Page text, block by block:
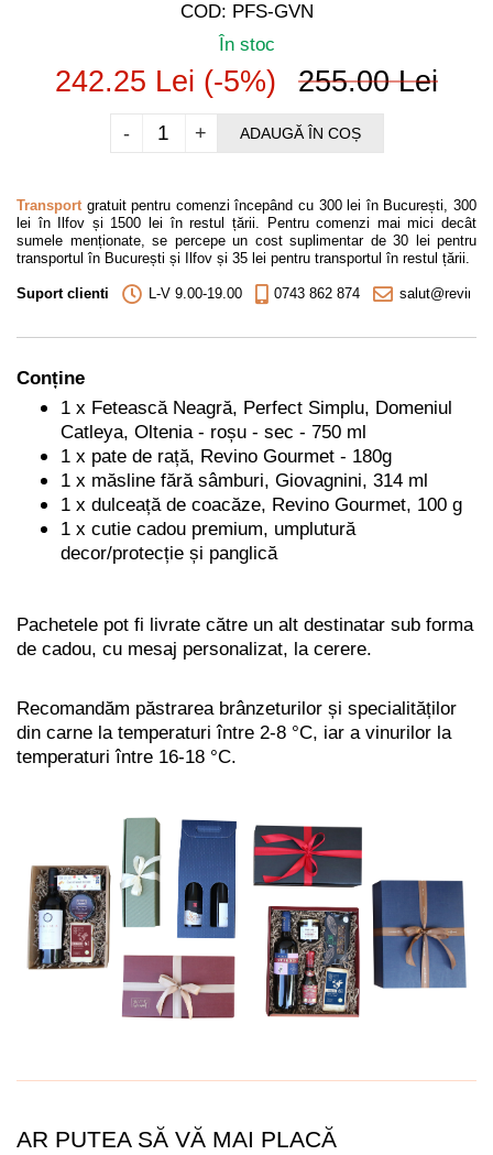
COD: PFS-GVN
În stoc
242.25 Lei (-5%) 255.00 Lei
+
- ADAUGĂ ÎN COȘ
Transportgratuit pentru comenzi începând cu 300 lei în București, 300
lei în Ilfov și 1500 lei în restul țării. Pentru comenzi mai mici decât
sumele menționate, se percepe un cost suplimentar de 30 lei pentru
transportul în București și Ilfov și 35 lei pentru transportul în restul țării.
Suport clienti L-V 9.00-19.00 0743 862 874
Conține
1 x Fetească Neagră, Perfect Simplu, Domeniul
Catleya, Oltenia - roșu - sec - 750 ml
1 x pate de rață, Revino Gourmet - 180g
1 x măsline fără sâmburi, Giovagnini, 314 ml
1 x dulceață de coacăze, Revino Gourmet, 100 g
1 x cutie cadou premium, umplutură
decor/protecție și panglică
Pachetele pot fi livrate către un alt destinatar sub forma
de cadou, cu mesaj personalizat, la cerere.
Recomandăm păstrarea brânzeturilor și specialităților
din carne la temperaturi între 2-8 °C, iar a vinurilor la
temperaturi între 16-18 °C.
AR PUTEA SĂ VĂ MAI PLACĂ